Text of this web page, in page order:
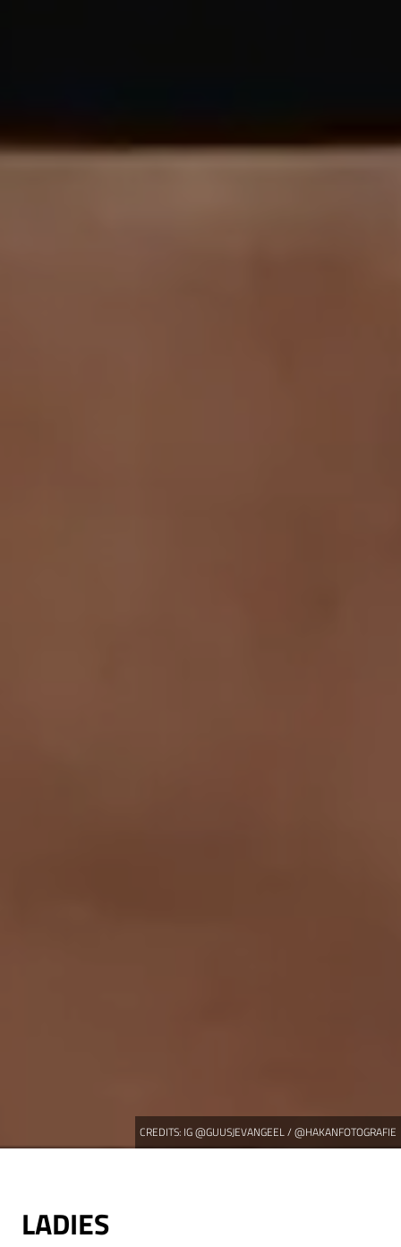
CREDITS: IG @GUUSJEVANGEEL / @HAKANFOTOGRAFIE
LADIES